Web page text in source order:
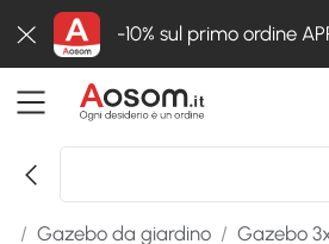
-10% sul primo ordine
/ Gazebo da giardino / Gazebo